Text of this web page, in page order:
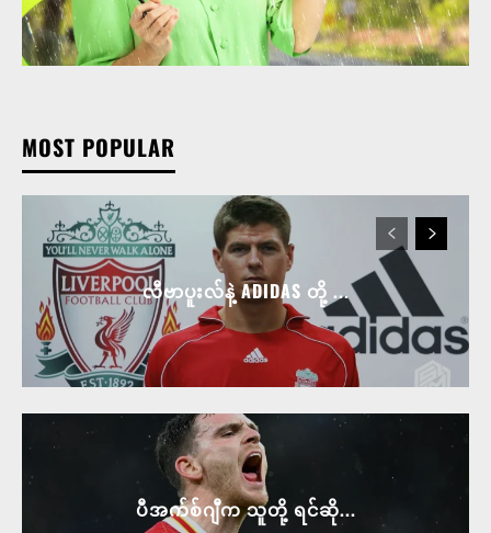
MOST POPULAR
လီဗာပူးလ်နဲ့ ADIDAS တို့ ...
ပီအက်စ်ဂျီက သူတို့ ရင်ဆို...